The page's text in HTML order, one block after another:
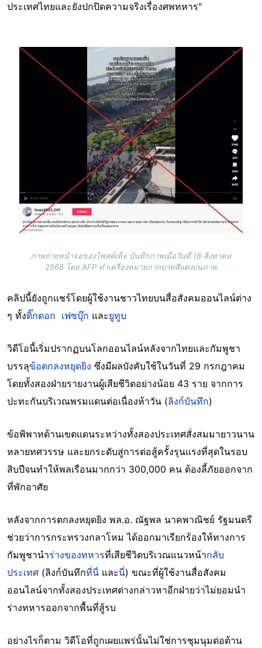
ประเทศไทยและยังปกปิดความจริงเรื่องศพทหาร"
Image
ภาพถ่ายหน้าจอของโพสต์เท็จ บันทึกภาพเมื่อวันที่ 18 สิงหาคม
2568 โดย AFP ทำเครื่องหมายกากบาทสีแดงบนภาพ
คลิปนี้ยังถูกแชร์โดยผู้ใช้งานชาวไทยบนสื่อสังคมออนไลน์ต่าง
ๆ ทั้งติ๊กตอก เฟซบุ๊ก และยูทูบ
วิดีโอนี้เริ่มปรากฏบนโลกออนไลน์หลังจากไทยและกัมพูชา
บรรลุข้อตกลงหยุดยิง ซึ่งมีผลบังคับใช้ในวันที่ 29 กรกฎาคม
โดยทั้งสองฝ่ายรายงานผู้เสียชีวิตอย่างน้อย 43 ราย จากการ
ปะทะกันบริเวณพรมแดนต่อเนื่องห้าวัน (ลิงก์บันทึก)
ข้อพิพาทด้านเขตแดนระหว่างทั้งสองประเทศสั่งสมมายาวนาน
หลายทศวรรษ และยกระดับสู่การต่อสู้ครั้งรุนแรงที่สุดในรอบ
สิบปีจนทำให้พลเรือนมากกว่า 300,000 คน ต้องลี้ภัยออกจาก
ที่พักอาศัย
หลังจากการตกลงหยุดยิง พล.อ. ณัฐพล นาคพาณิชย์ รัฐมนตรี
ช่วยว่าการกระทรวงกลาโหม ได้ออกมาเรียกร้องให้ทางการ
กัมพูชานำร่างของทหารที่เสียชีวิตบริเวณแนวหน้ากลับ
ประเทศ (ลิงก์บันทึกที่นี่ และนี่) ขณะที่ผู้ใช้งานสื่อสังคม
ออนไลน์จากทั้งสองประเทศต่างกล่าวหาอีกฝ่ายว่าไม่ยอมนำ
ร่างทหารออกจากพื้นที่สู้รบ
อย่างไรก็ตาม วิดีโอที่ถูกเผยแพร่นั้นไม่ใช่การชุมนุมต่อต้าน